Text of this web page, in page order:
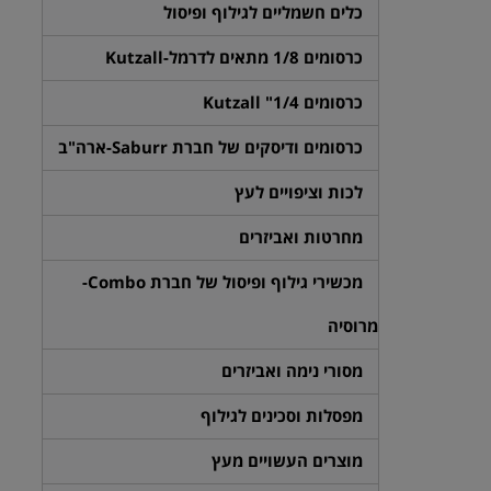
כלים חשמליים לגילוף ופיסול
כרסומים 1/8 מתאים לדרמל-Kutzall
כרסומים 1/4" Kutzall
כרסומים ודיסקים של חברת Saburr-ארה"ב
לכות וציפויים לעץ
מחרטות ואביזרים
מכשירי גילוף ופיסול של חברת Combo-
מרוסיה
מסורי נימה ואביזרים
מפסלות וסכינים לגילוף
מוצרים העשויים מעץ